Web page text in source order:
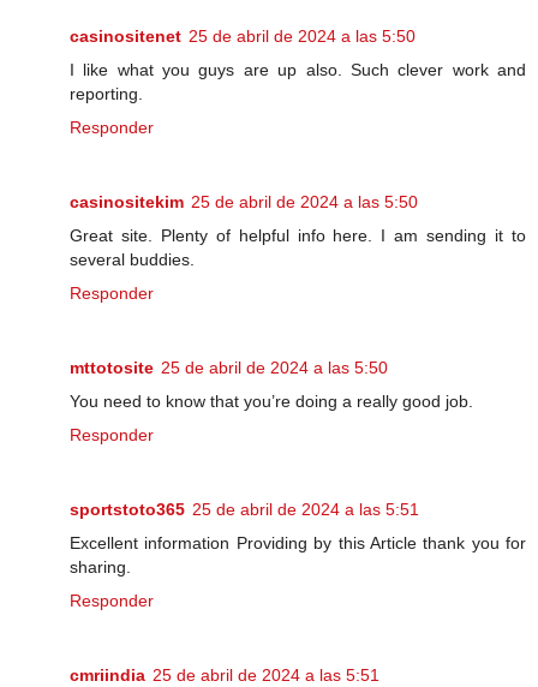
casinositenet 25 de abril de 2024 a las 5:50
I like what you guys are up also. Such clever work and
reporting.
Responder
casinositekim 25 de abril de 2024 a las 5:50
Great site. Plenty of helpful info here. I am sending it to
several buddies.
Responder
mttotosite 25 de abril de 2024 a las 5:50
You need to know that you’re doing a really good job.
Responder
sportstoto365 25 de abril de 2024 a las 5:51
Excellent information Providing by this Article thank you for
sharing.
Responder
cmriindia 25 de abril de 2024 a las 5:51